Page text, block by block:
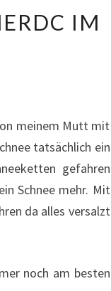
IM
meinem Mutt mit
tatsächlich ein
gefahren
Schnee mehr. Mit
da alles versalzt
noch am besten